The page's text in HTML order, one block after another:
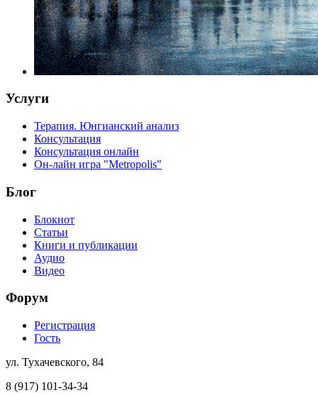
Услуги
Терапия. Юнгианский анализ
Консультация
Консультация онлайн
Он-лайн игра "Metropolis"
Блог
Блокнот
Статьи
Книги и публикации
Аудио
Видео
Форум
Регистрация
Гость
ул. Тухачевского, 84
8 (917) 101-34-34